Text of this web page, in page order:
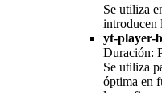
Se utiliza
introducen
yt-player-
Duración:
Se utiliza
óptima en